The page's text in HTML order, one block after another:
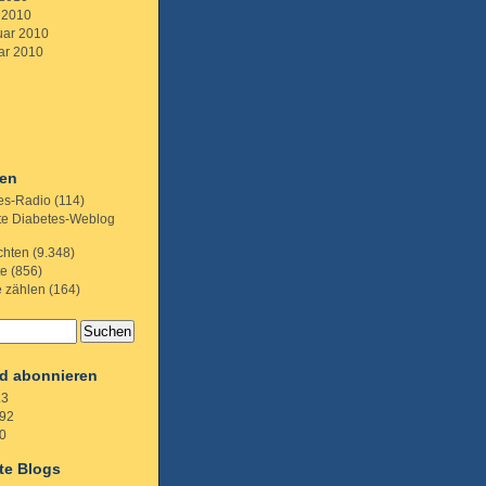
2010
2010
2010
Radio (114)
Diabetes-Weblog
(9.348)
(856)
zählen (164)
abonnieren
Blogs